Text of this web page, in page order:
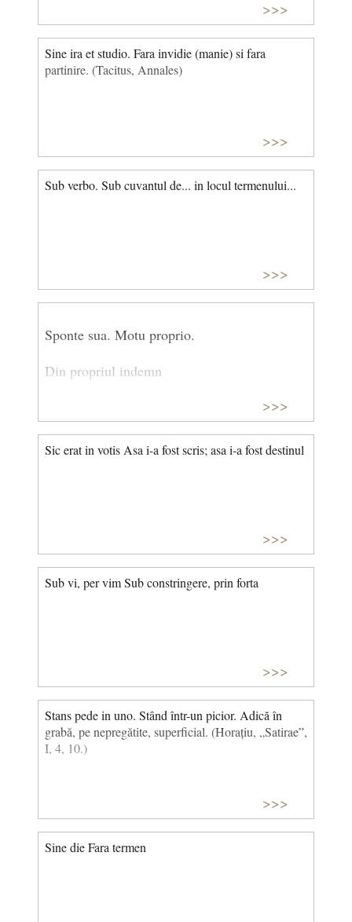
>>>
Sine ira et studio. Fara invidie (manie) si fara
partinire. (Tacitus, Annales)
>>>
Sub verbo. Sub cuvantul de... in locul termenului...
>>>
Sponte sua. Motu proprio.
Din propriul indemn
>>>
Sic erat in votis Asa i-a fost scris; asa i-a fost destinul
>>>
Sub vi, per vim Sub constringere, prin forta
>>>
Stans pede in uno. Stând într-un picior. Adică în
grabă, pe nepregătite, superficial. (Horațiu, „Satirae”,
I, 4, 10.)
>>>
Sine die Fara termen